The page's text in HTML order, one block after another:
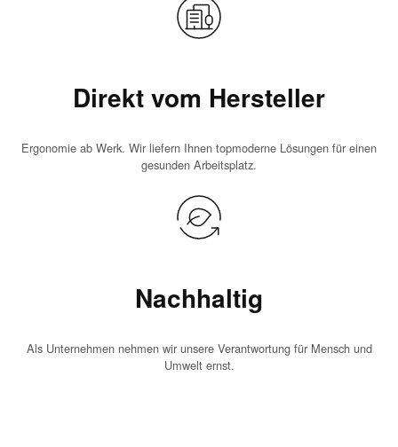
Direkt vom Hersteller
Ergonomie ab Werk. Wir liefern Ihnen topmoderne Lösungen für einen
gesunden Arbeitsplatz.
Nachhaltig
Als Unternehmen nehmen wir unsere Verantwortung für Mensch und
Umwelt ernst.